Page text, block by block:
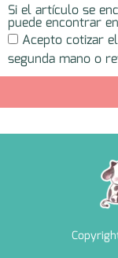
Si el artículo se
puede encontrar
Acepto cotizar
segunda mano o